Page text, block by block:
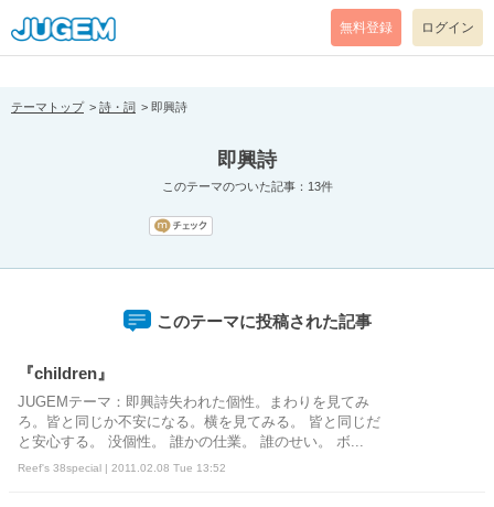
[pear_error: message="Success" code=0 mode=return level=notice
prefix="" info=""]
無料登録 ログイン
テーマトップ 詩・詞 即興詩
即興詩
このテーマのついた記事：13件
このテーマに投稿された記事
『children』
JUGEMテーマ：即興詩失われた個性。まわりを見てみ
ろ。皆と同じか不安になる。横を見てみる。 皆と同じだ
と安心する。 没個性。 誰かの仕業。 誰のせい。 ボ...
Reef's 38special | 2011.02.08 Tue 13:52